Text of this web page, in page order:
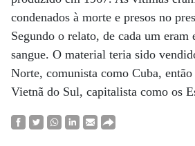
condenados à morte e presos no
Segundo o relato, de cada um
sangue. O material teria sido
Norte, comunista como Cuba,
Vietnã do Sul, capitalista como os